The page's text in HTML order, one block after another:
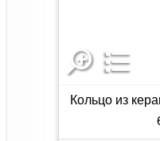
Кольцо из